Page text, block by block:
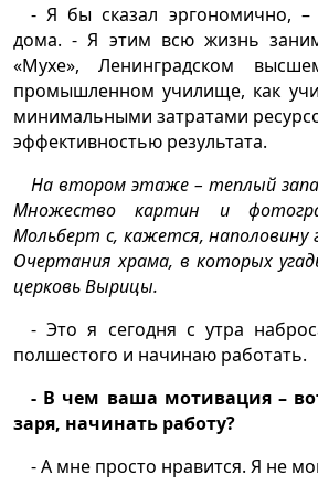
- Я бы сказал эргономично, –
дома. - Я этим всю жизнь
«Мухе», Ленинградском
промышленном училище, как
минимальными затратами
эффективностью результата.
На втором этаже – теплый
Множество картин и
Мольберт с, кажется, наполовину
Очертания храма, в которых
церковь Вырицы.
- Это я сегодня с утра
полшестого и начинаю работать.
- В чем ваша мотивация –
заря, начинать работу?
- А мне просто нравится. Я не